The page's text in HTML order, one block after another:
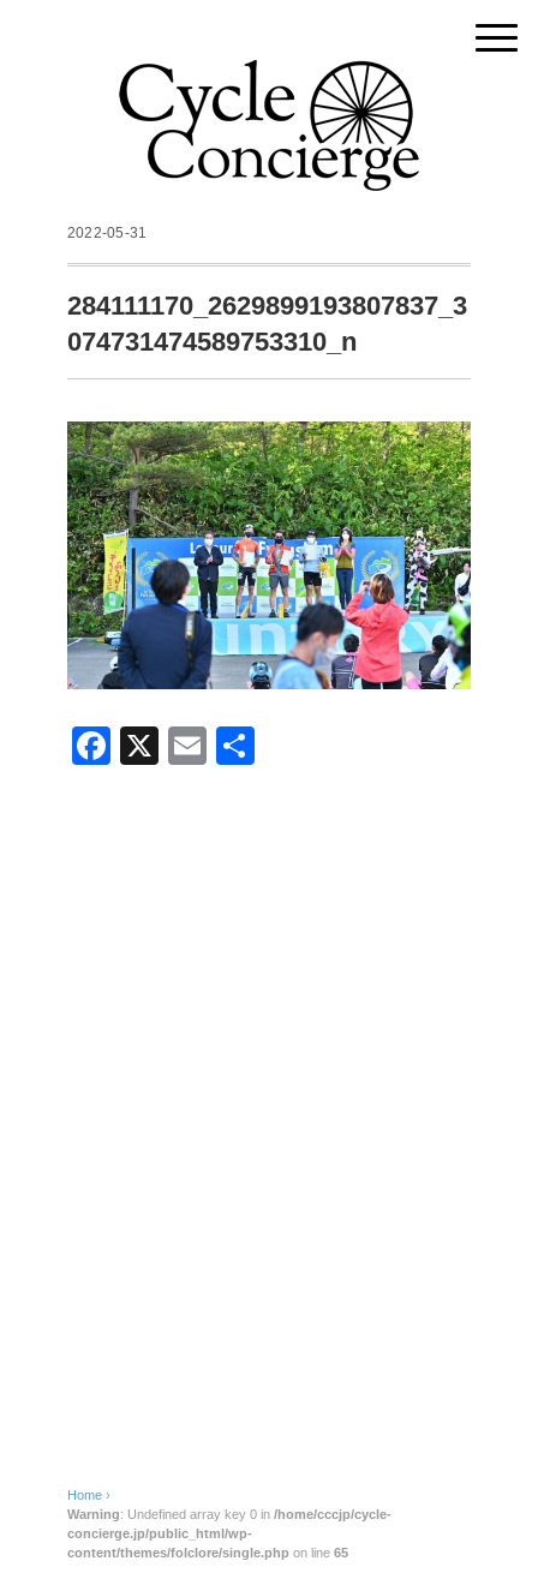
2022-05-31
284111170_2629899193807837_3
074731474589753310_n
F
X
E
Home ›
Warning: Undefined array key 0 in /home/cccjp/cycle-
concierge.jp/public_html/wp-
content/themes/folclore/single.php on line 65